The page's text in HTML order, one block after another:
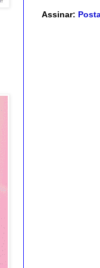
Assinar: